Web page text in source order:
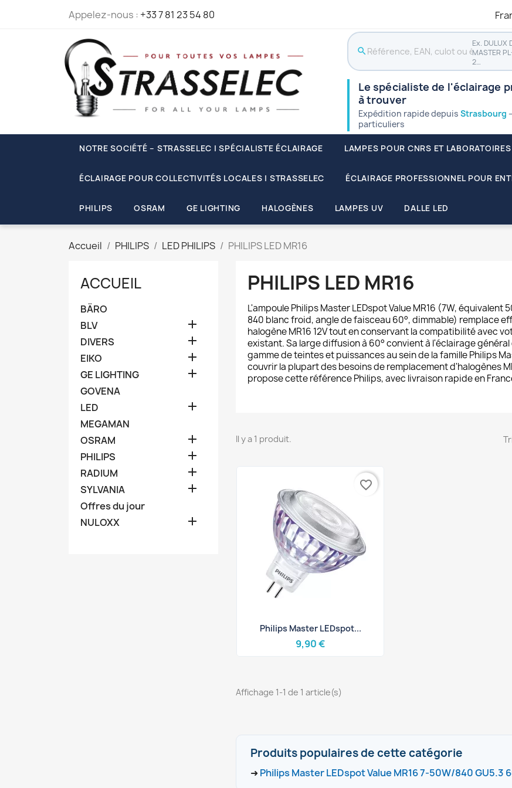
Appelez-nous : +33 7 81 23 54 80
search
Ex. DULUX
MASTER
2…
Le spécialiste de l'éclairage
à trouver
Expédition rapide depuis Strasbourg
particuliers
NOTRE SOCIÉTÉ – STRASSELEC | SPÉCIALISTE ÉCLAIRAGE LAMPES POUR CNRS ET
ÉCLAIRAGE POUR COLLECTIVITÉS LOCALES | STRASSELEC ÉCLAIRAGE PROFESSIONNEL POUR
PHILIPS OSRAM GE LIGHTING HALOGÈNES LAMPES UV DALLE LED
Accueil PHILIPS LED PHILIPS PHILIPS LED MR16
ACCUEIL
BÄRO
BLV

DIVERS 
EIKO 
GE LIGHTING 
GOVENA
LED

MEGAMAN
OSRAM

PHILIPS 
RADIUM 
SYLVANIA 
Offres du jour
NULOXX

PHILIPS LED MR16
L'ampoulePhilips Master LEDspot Value MR16 (7W, équivalent
840 blanc froid, angle de faisceau 60°, dimmable) remplace
halogène MR16 12V tout en conservant la compatibilité avec
existant. Sa large diffusion à 60° convient à l'éclairage
gamme de teintes et puissances au sein de la famille Philips
couvrir la plupart des besoins de remplacement d'halogènes
propose cette référence Philips, avec livraison rapide en
Il y a 1 produit.
Aperçu rapide
Philips Master LEDspot...
9,90 €
favorite_border
Affichage 1-1 de 1 article(s)
Produits populaires de cette catégorie
➜ Philips Master LEDspot Value MR16 7-50W/840 GU5.3